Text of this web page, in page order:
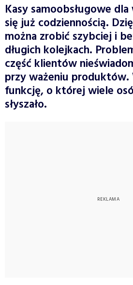
Kasy samoobsługowe
się już codziennością.
można zrobić szybciej i
długich kolejkach.
część klientów
przy ważeniu
funkcję, o której wiele
słyszało.